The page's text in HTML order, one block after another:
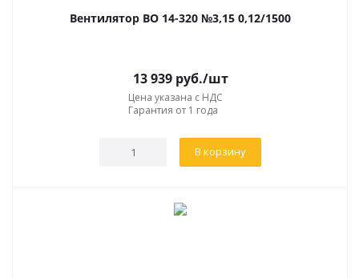
Вентилятор ВО 14-320 №3,15 0,12/1500
13 939руб./шт
Цена указана с НДС
Гарантия от 1 года
В корзину